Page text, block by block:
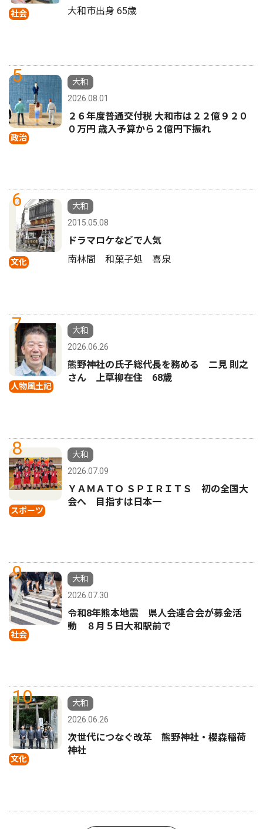
社会
大和市出身 65歳
5
政治
大和
2026.08.01
２６年度普通交付税 大和市は２２億９２０
０万円 歳入予算から２億円下振れ
6
文化
大和
2015.05.08
ドラマロケなどで人気
南林間 和菓子処 喜泉
7
人物風土記
大和
2026.06.26
熊野神社の氏子総代長を務める 二見 則之
さん 上草柳在住 68歳
8
スポーツ
大和
2026.07.09
ＹＡＭＡＴＯ ＳＰＩＲＩＴＳ 初の全国大
会へ 目指すは日本一
9
社会
大和
2026.07.30
令和8年熊本地震 県人会連合会が募金活
動 ８月５日大和駅前で
10
文化
大和
2026.06.26
次世代につなぐ改革 熊野神社・櫻森稲荷
神社